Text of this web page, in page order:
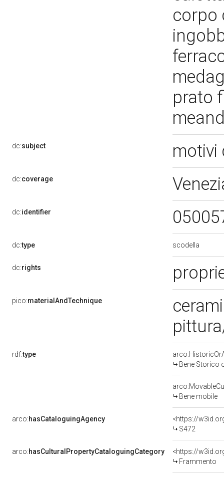
corpo
prato
dc:subject motivi
dc:coverage
dc:identifier
dc:type scodella
dc:rights
pico:materialAndTechnique
rdf:type
Bene Storico
Bene mobile
arco:hasCataloguingAgency
<https://
S472
arco:hasCulturalPropertyCataloguingCategory
<https://
Frammento